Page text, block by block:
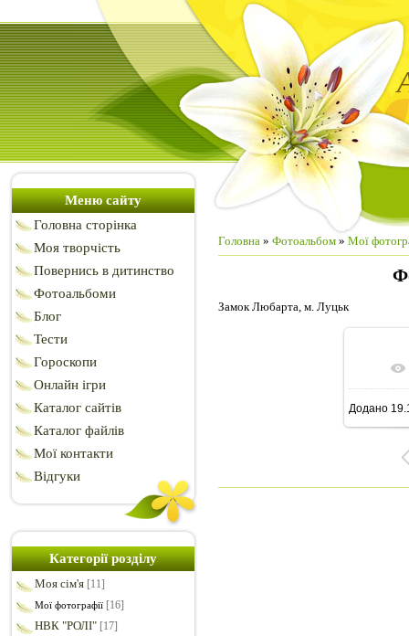
Меню сайту
Головна сторінка
Моя творчість
Повернись в дитинство
Фотоальбоми
Блог
Тести
Гороскопи
Онлайн ігри
Каталог сайтів
Каталог файлів
Мої контакти
Відгуки
Категорії розділу
Моя сім'я [11]
Мої фотографії [16]
НВК "РОЛІ" [17]
Головна » Фотоальбом » Мої
Замок Любарта, м. Луцьк
У
Додано